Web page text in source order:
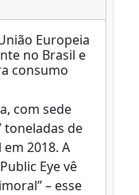
Europeia
no Brasil e
consumo
com sede
toneladas de
2018. A
Eye vê
– esse